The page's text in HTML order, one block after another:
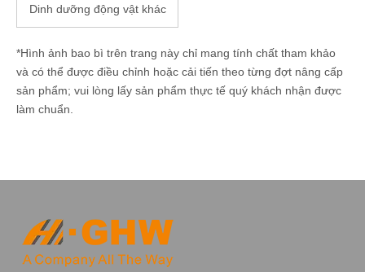
Dinh dưỡng động vật khác
*Hình ảnh bao bì trên trang này chỉ mang tính chất tham khảo
và có thể được điều chỉnh hoặc cải tiến theo từng đợt nâng cấp
sản phẩm; vui lòng lấy sản phẩm thực tế quý khách nhận được
làm chuẩn.